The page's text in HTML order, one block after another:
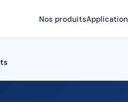
Nos produitsApplication